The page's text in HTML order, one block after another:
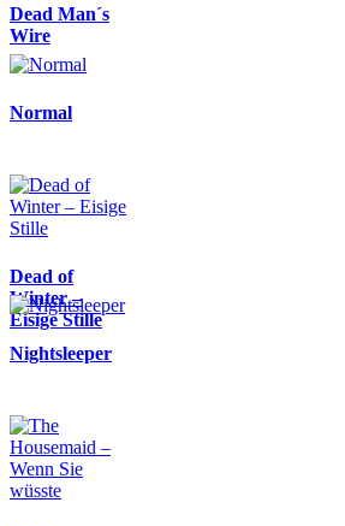
Dead Man´s
Wire
Normal
Dead of
Winter –
Eisige Stille
Nightsleeper